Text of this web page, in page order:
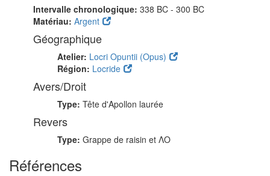
Intervalle chronologique: 338 BC - 300 BC
Matériau: Argent
Géographique
Atelier: Locri Opuntii (Opus)
Région: Locride
Avers/Droit
Type: Tête d'Apollon laurée
Revers
Type: Grappe de raisin et ΛO
Références